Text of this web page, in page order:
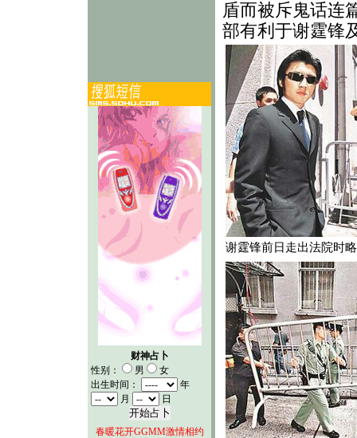
财神占卜
性别：
男
女
出生时间：
年
月
日
春暖花开GGMM激情相约
盾而被斥鬼话连
部有利于谢霆锋
谢霆锋前日走出法院时